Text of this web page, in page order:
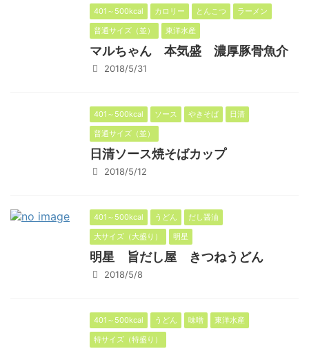
401～500kcal カロリー とんこつ
ラーメン
普通サイズ（並）
東洋水産
マルちゃん 本気盛 濃厚豚骨魚介
2018/5/31
401～500kcal ソース やきそば
日清
普通サイズ（並）
日清ソース焼そばカップ
2018/5/12
401～500kcal うどん
だし醤油
大サイズ（大盛り）
明星
明星 旨だし屋 きつねうどん
2018/5/8
401～500kcal うどん 味噌
東洋水産
特サイズ（特盛り）